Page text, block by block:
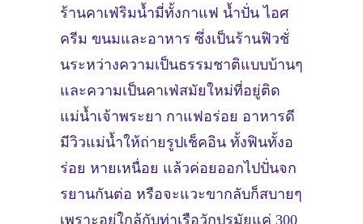
ร้านคาเฟ่ริมน้ำมี่ทั้งกาแฟ น้ำปั่น ไอศ
ครีม ขนมและอาหาร ซึ่งเป็นร้านฟิวชั่
นระหว่างความเป็นธรรมชาติแบบบ้านๆ
และความเป็นคาเฟ่สมัยใหม่ที่อยู่ติด
แม่น้ำเจ้าพระยา กาแฟอร่อย อาหารดี
มีวิวแม่น้ำให้ถ่ายรูปเช็คอิน ทั้งฟินทั้งอ
ร่อย หายเหนื่อย แล้วค่อยออกไปปั่นจก
รยานกันต่อ หรือจะแวะขากลับก็สบายๆ
เพราะอยู่ใกล้กับท่าเรือวักปรมัยแค่ 300